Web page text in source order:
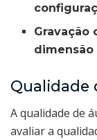
Gravação
dimensão
Qualidade
A qualidade de
avaliar a